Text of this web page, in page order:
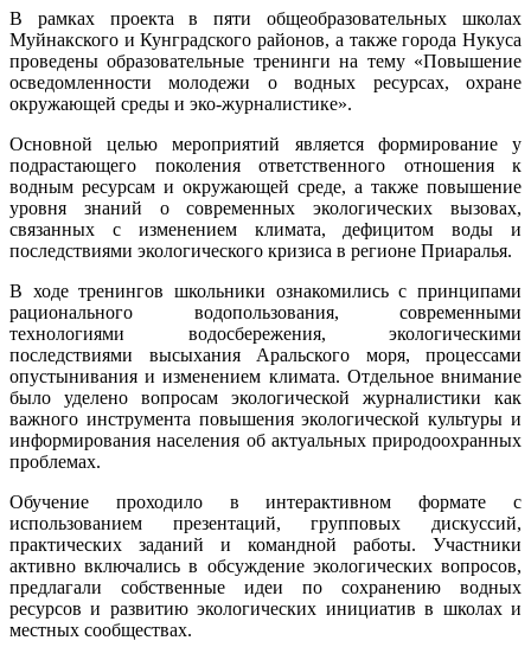
В рамках проекта в пяти общеобразовательных школах
Муйнакского и Кунградского районов, а также города Нукуса
проведены образовательные тренинги на тему «Повышение
осведомленности молодежи о водных ресурсах, охране
окружающей среды и эко-журналистике».
Основной целью мероприятий является формирование у
подрастающего поколения ответственного отношения к
водным ресурсам и окружающей среде, а также повышение
уровня знаний о современных экологических вызовах,
связанных с изменением климата, дефицитом воды и
последствиями экологического кризиса в регионе Приаралья.
В ходе тренингов школьники ознакомились с принципами
рационального водопользования, современными
технологиями водосбережения, экологическими
последствиями высыхания Аральского моря, процессами
опустынивания и изменением климата. Отдельное внимание
было уделено вопросам экологической журналистики как
важного инструмента повышения экологической культуры и
информирования населения об актуальных природоохранных
проблемах.
Обучение проходило в интерактивном формате с
использованием презентаций, групповых дискуссий,
практических заданий и командной работы. Участники
активно включались в обсуждение экологических вопросов,
предлагали собственные идеи по сохранению водных
ресурсов и развитию экологических инициатив в школах и
местных сообществах.